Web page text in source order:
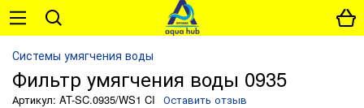
Системы умягчения воды
Фильтр умягчения воды 0935
Артикул: AT-SC.0935/WS1 CI Оставить отзыв